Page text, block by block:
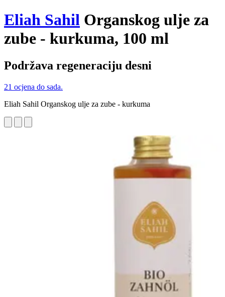
Eliah Sahil Organskog ulje za
zube - kurkuma, 100 ml
Podržava regeneraciju desni
21 ocjena do sada.
Eliah Sahil Organskog ulje za zube - kurkuma